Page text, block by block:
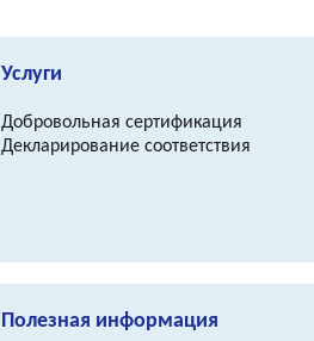
Услуги
Добровольная сертификация
Декларирование соответствия
Полезная информация